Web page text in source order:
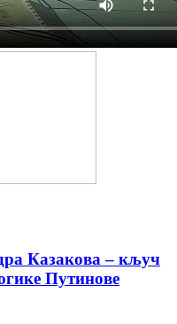
Казакова – кључ
Путинове